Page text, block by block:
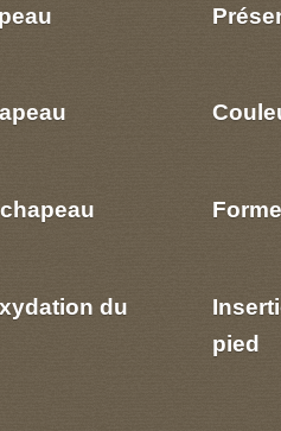
du
pied